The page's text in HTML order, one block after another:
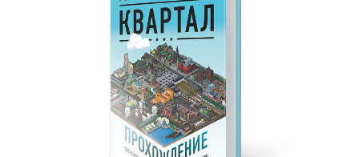
здесь, ровно с теми же грибами. Но проблема в
том, что до Чепелева час ехать, а иногда и два, в